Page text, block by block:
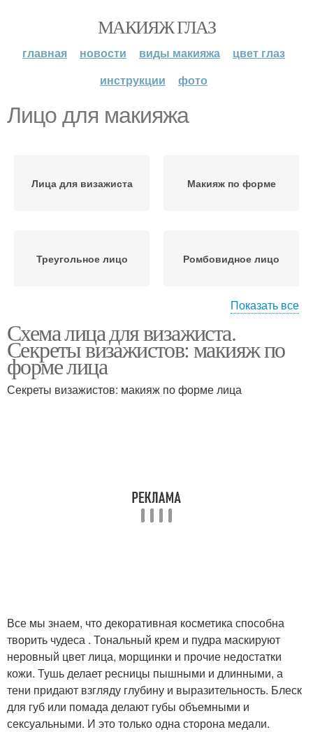
МАКИЯЖ ГЛАЗ
главная новости виды макияжа
цвет глаз
инструкции
фото
Лицо для макияжа
Лица для визажиста Макияж по форме
Треугольное лицо Ромбовидное лицо
Трапециевидное лицо Прямоугольное лицо
Макияж для
Овальное лицо Круглое лицо
Квадратное лицо Лица к нанесению
Показать все
Схема лица для визажиста.
Секреты визажистов: макияж по
форме лица
Секреты визажистов: макияж по форме лица
Все мы знаем, что декоративная косметика способна
творить чудеса . Тональный крем и пудра маскируют
неровный цвет лица, морщинки и прочие недостатки
кожи. Тушь делает ресницы пышными и длинными, а
тени придают взгляду глубину и выразительность. Блеск
для губ или помада делают губы объемными и
сексуальными. И это только одна сторона медали.